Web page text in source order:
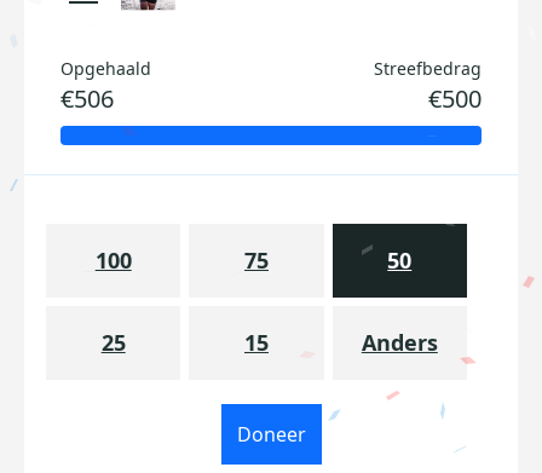
Opgehaald
€506
Streefbedrag
€500
100 75 50
25 15 Anders
Doneer